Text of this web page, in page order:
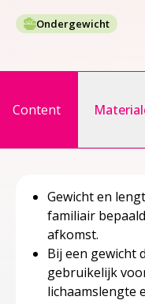
Ondergewicht
Content
Gewicht en
familiair
afkomst.
Bij een gewicht
gebruikelijk
lichaamslengte